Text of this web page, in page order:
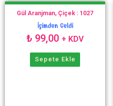
Gül Aranjman, Çiçek : 1027
İçimden Geldi
₺ 99,00 + KDV
Sepete Ekle